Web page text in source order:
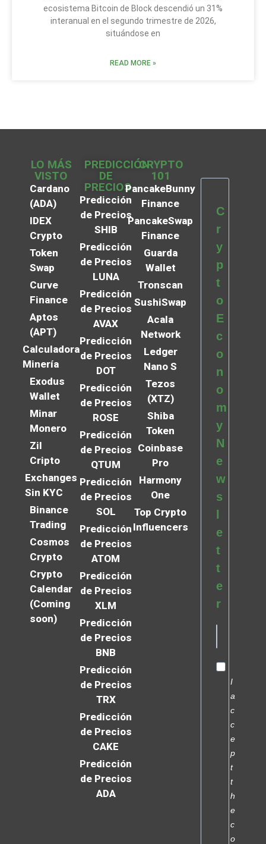
ecosistema Bitcoin de Block descendió un 31%
interanual en el segundo trimestre de 2026,
situándose en
READ MORE »
LO MÁS
VISTO
Cardano
(ADA)
IDEX
Crypto
Token
Swap
Curve
Finance
Aptos
(APT)
Calculadora
Minería
Exodus
Wallet
Minar
Monero
Zil
Cripto
Exchanges
Sin KYC
Binance
Trading
Cosmos
Crypto
Crypto
Calendar
(Coming
soon)
PREDICCIÓN
DE
PRECIOS
Predicción
de Precios
SHIB
Predicción
de Precios
LUNA
Predicción
de Precios
AVAX
Predicción
de Precios
DOT
Predicción
de Precios
ROSE
Predicción
de Precios
QTUM
Predicción
de Precios
SOL
Predicción
de Precios
ATOM
Predicción
de Precios
XLM
Predicción
de Precios
BNB
Predicción
de Precios
TRX
Predicción
de Precios
CAKE
Predicción
de Precios
ADA
CRYPTO
101
PancakeBunny
Finance
PancakeSwap
Finance
Guarda
Wallet
Tronscan
SushiSwap
Acala
Network
Ledger
Nano S
Tezos
(XTZ)
Shiba
Token
Coinbase
Pro
Harmony
One
Top Crypto
Influencers
C
r
y
p
t
o
E
c
o
n
o
m
y
N
e
w
s
e
t
t
e
r
I
a
c
c
e
p
t
t
h
e
c
o